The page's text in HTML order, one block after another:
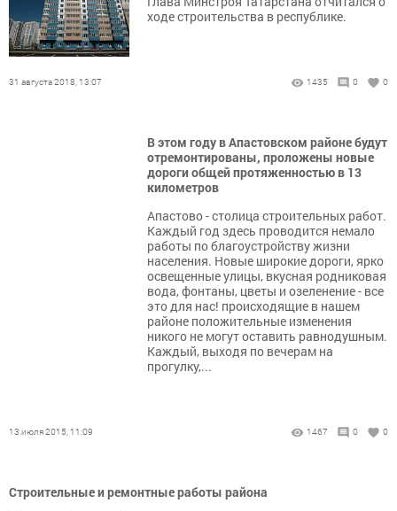
ходе строительства в республике.
31 августа 2018, 13:07 1435 0 0
В этом году в Апастовском районе будут
отремонтированы, проложены новые
дороги общей протяженностью в 13
километров
Апастово - столица строительных работ.
Каждый год здесь проводится немало
работы по благоустройству жизни
населения. Новые широкие дороги, ярко
освещенные улицы, вкусная родниковая
вода, фонтаны, цветы и озеленение - все
это для нас! происходящие в нашем
районе положительные изменения
никого не могут оставить равнодушным.
Каждый, выходя по вечерам на
прогулку,...
13 июля 2015, 11:09 1467 0 0
Строительные и ремонтные работы района